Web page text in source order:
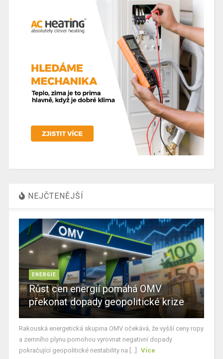
NEJČTENĚJŠÍ
ENERGIE
Růst cen energií pomáhá OMV
překonat dopady geopolitické krize
Rakouská energetická skupina OMV očekává, že vyšší ceny ropy
a zemního plynu pomohou vyrovnat negativní dopady
pokračující geopolitické nestability na [...]
Více